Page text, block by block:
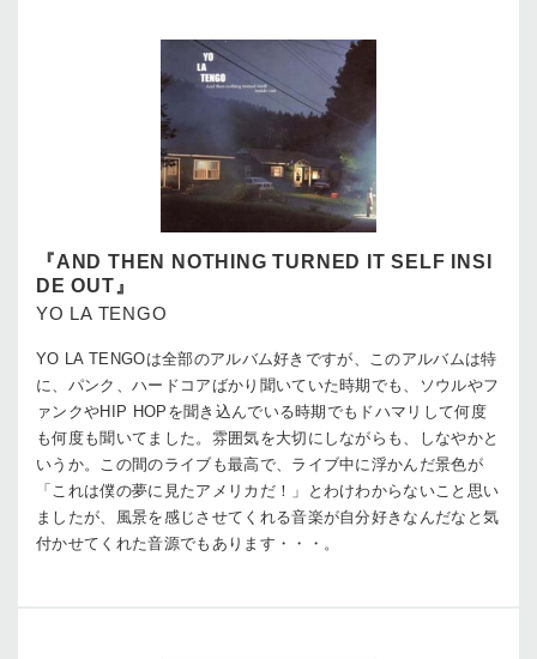
『AND THEN NOTHING TURNED IT SELF INSI
DE OUT』
YO LA TENGO
YO LA TENGOは全部のアルバム好きですが、このアルバムは特
に、パンク、ハードコアばかり聞いていた時期でも、ソウルやフ
ァンクやHIP HOPを聞き込んでいる時期でもドハマリして何度
も何度も聞いてました。雰囲気を大切にしながらも、しなやかと
いうか。この間のライブも最高で、ライブ中に浮かんだ景色が
「これは僕の夢に見たアメリカだ！」とわけわからないこと思い
ましたが、風景を感じさせてくれる音楽が自分好きなんだなと気
付かせてくれた音源でもあります・・・。